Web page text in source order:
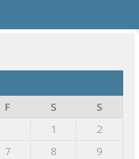
F S
S
1
2
7 8
9